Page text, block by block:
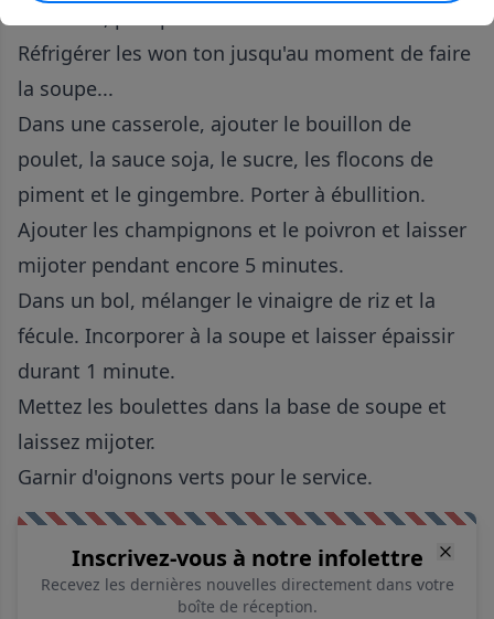
Réfrigérer les won ton jusqu'au moment de faire
la soupe...
Dans une casserole, ajouter le bouillon de
poulet, la sauce soja, le sucre, les flocons de
piment et le gingembre. Porter à ébullition.
Ajouter les champignons et le poivron et laisser
mijoter pendant encore 5 minutes.
Dans un bol, mélanger le vinaigre de riz et la
fécule. Incorporer à la soupe et laisser épaissir
durant 1 minute.
Mettez les boulettes dans la base de soupe et
laissez mijoter.
Garnir d'oignons verts pour le service.
Inscrivez-vous à notre infolettre
Recevez les dernières nouvelles directement dans votre
boîte de réception.